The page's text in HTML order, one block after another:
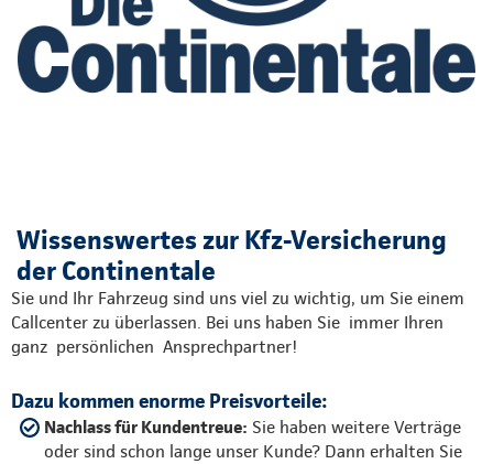
Wissenswertes zur Kfz-Versicherung
der Continentale
Sie und Ihr Fahrzeug sind uns viel zu wichtig, um Sie einem
Callcenter zu überlassen. Bei uns haben Sie immer Ihren
ganz persönlichen Ansprechpartner!
Dazu kommen enorme Preisvorteile:
Nachlass für Kundentreue: Sie haben weitere Verträge
oder sind schon lange unser Kunde? Dann erhalten Sie